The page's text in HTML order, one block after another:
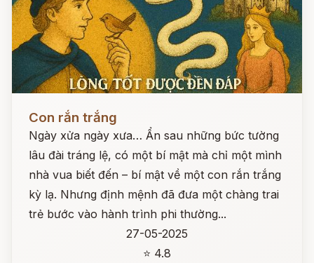
Con rắn trắng
Ngày xửa ngày xưa… Ẩn sau những bức tường
lâu đài tráng lệ, có một bí mật mà chỉ một mình
nhà vua biết đến – bí mật về một con rắn trắng
kỳ lạ. Nhưng định mệnh đã đưa một chàng trai
trẻ bước vào hành trình phi thường...
27-05-2025
⭐ 4.8